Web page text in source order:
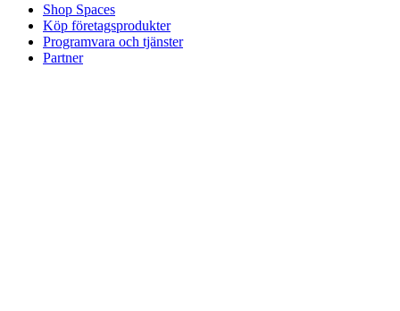
Shop Spaces
Köp företagsprodukter
Programvara och tjänster
Partner